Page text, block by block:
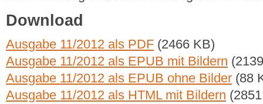
Download
Ausgabe 11/2012 als PDF (2466 KB)
Ausgabe 11/2012 als EPUB mit Bildern
Ausgabe 11/2012 als EPUB ohne Bilder (88
Ausgabe 11/2012 als HTML mit Bildern